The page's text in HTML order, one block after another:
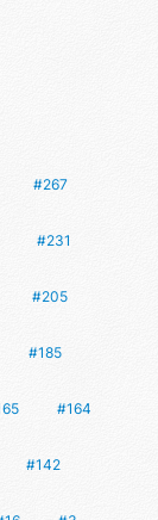
#267
#231
#205
#185
#164
#142